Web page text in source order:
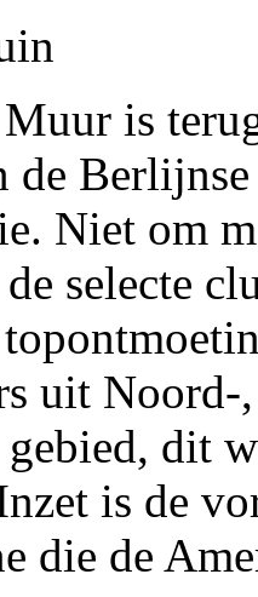
is
de
Niet om
selecte
uit
dit
is de
die de